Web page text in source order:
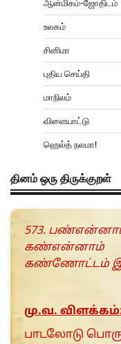
ஆன்மிகம்-ஜோதிடம்
உலகம்
சினிமா
புதிய செய்தி
மாநிலம்
விளையாட்டு
ஹெல்த் நலமா!
தினம் ஒரு திருக்குறள்
573.
கண்என்னாம்
கண்ணோட்டம்
மு.வ.
பாடலோடு